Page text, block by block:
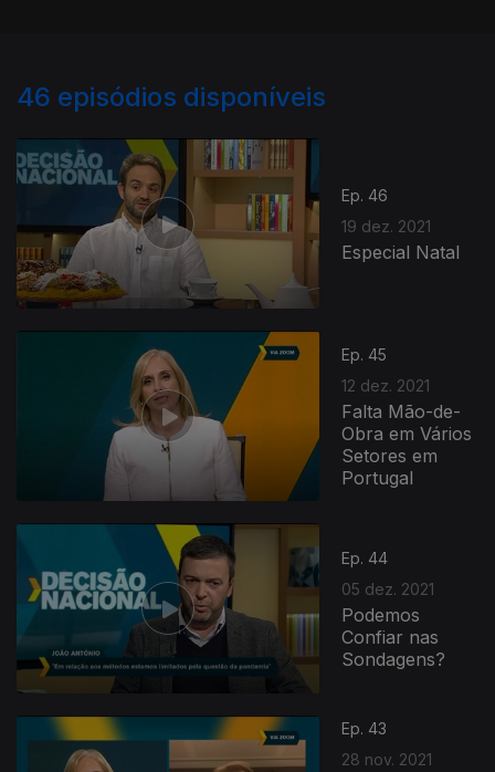
46 episódios disponíveis
Ep. 46
19 dez. 2021
Especial Natal
Ep. 45
12 dez. 2021
Falta Mão-de-
Obra em Vários
Setores em
Portugal
Ep. 44
05 dez. 2021
Podemos
Confiar nas
Sondagens?
Ep. 43
28 nov. 2021